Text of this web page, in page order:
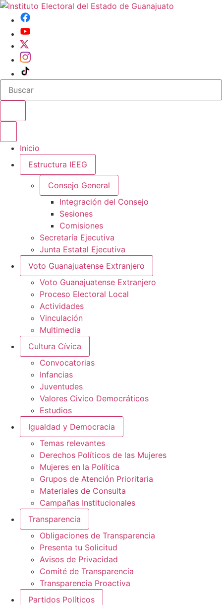
Buscar en el sitio
Inicio
Estructura IEEG
Consejo General
Integración del Consejo
Sesiones
Comisiones
Secretaría Ejecutiva
Junta Estatal Ejecutiva
Voto Guanajuatense Extranjero
Voto Guanajuatense Extranjero
Proceso Electoral Local
Actividades
Vinculación
Multimedia
Cultura Cívica
Convocatorias
Infancias
Juventudes
Valores Civico Democráticos
Estudios
Igualdad y Democracia
Temas relevantes
Derechos Políticos de las Mujeres
Mujeres en la Política
Grupos de Atención Prioritaria
Materiales de Consulta
Campañas Institucionales
Transparencia
Obligaciones de Transparencia
Presenta tu Solicitud
Avisos de Privacidad
Comité de Transparencia
Transparencia Proactiva
Partidos Políticos